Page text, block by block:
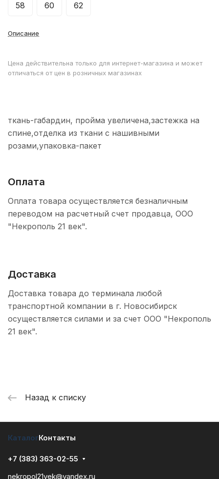
58 60 62
Описание
Цена действительна только для интернет-магазина и может
отличаться от цен в розничных магазинах
ткань-габардин, пройма увеличена,застежка на
спине,отделка из ткани с нашивными
розами,упаковка-пакет
Оплата
Оплата товара осуществляется безналичным
переводом на расчетный счет продавца, ООО
"Некрополь 21 век".
Доставка
Доставка товара до терминала любой
транспортной компании в г. Новосибирск
осуществляется силами и за счет ООО "Некрополь
21 век".
Назад к списку
КаталогКонтакты
+7 (383) 363-02-55
nekropol21vek@yandex.ru